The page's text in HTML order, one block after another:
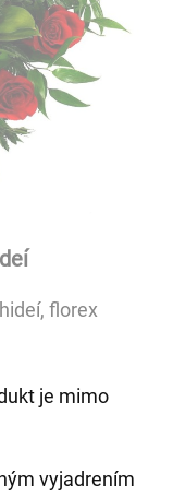
florex
je mimo
vyjadrením